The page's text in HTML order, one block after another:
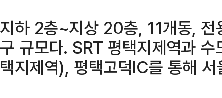
지하 2층~지상 20층, 11개동,
구 규모다. SRT 평택지제역과 수
택지제역), 평택고덕IC를 통해